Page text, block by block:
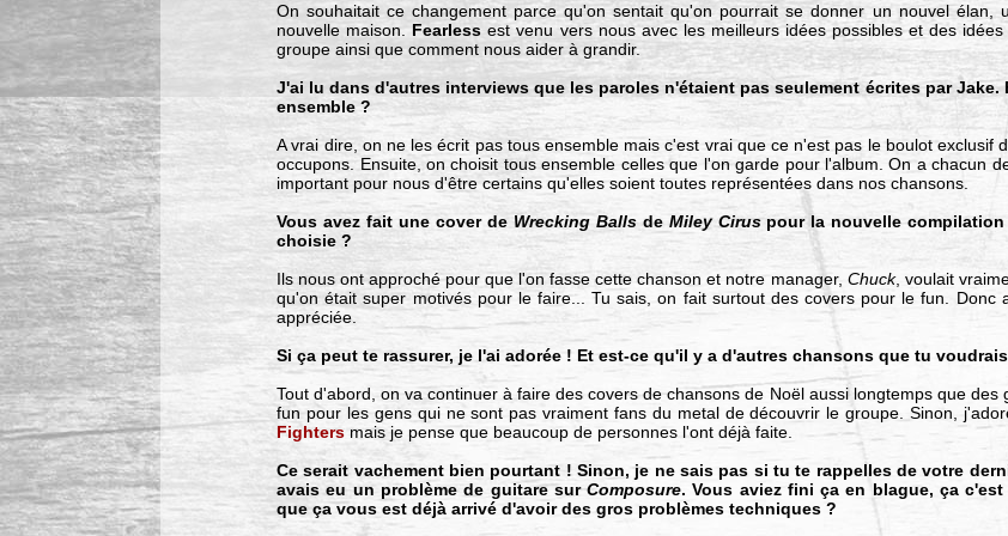
On souhaitait ce changement parce qu'on sentait qu'on pourrait se donner un nouvel élan,
nouvelle maison.Fearless est venu vers nous avec les meilleurs idées possibles et des
groupe ainsi que comment nous aider à grandir.
J'ai lu dans d'autres interviews que les paroles n'étaient pas seulement écrites par
ensemble ?
A vrai dire, on ne les écrit pas tous ensemble mais c'est vrai que ce n'est pas le boulot exclusif
occupons. Ensuite, on choisit tous ensemble celles que l'on garde pour l'album. On a chacun
important pour nous d'être certains qu'elles soient toutes représentées dans nos chansons.
Vous avez fait une cover de Wrecking Ballsde Miley Ciruspour la nouvelle
choisie ?
Ils nous ont approché pour que l'on fasse cette chanson et notre manager, Chuck, voulait
qu'on était super motivés pour le faire... Tu sais, on fait surtout des covers pour le fun. Donc
appréciée.
Si ça peut te rassurer, je l'ai adorée ! Et est-ce qu'il y a d'autres chansons que tu
Tout d'abord, on va continuer à faire des covers de chansons de Noël aussi longtemps que
fun pour les gens qui ne sont pas vraiment fans du metal de découvrir le groupe. Sinon,
Fighters mais je pense que beaucoup de personnes l'ont déjà faite.
Ce serait vachement bien pourtant ! Sinon, je ne sais pas si tu te rappelles de votre
avais eu un problème de guitare surComposure. Vous aviez fini ça en blague, ça
que ça vous est déjà arrivé d'avoir des gros problèmes techniques ?